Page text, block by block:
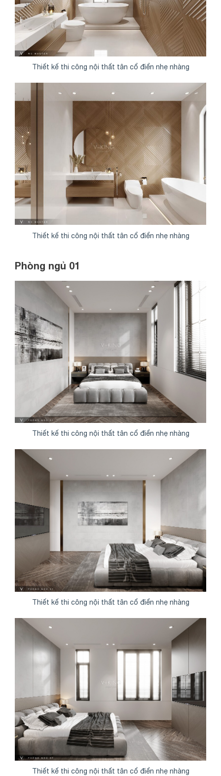
Share
Thiết kế thi công nội thất tân cổ điển nhẹ nhàng
Thiết kế thi công nội thất tân cổ điển nhẹ nhàng
Phòng ngủ 01
Thiết kế thi công nội thất tân cổ điển nhẹ nhàng
Thiết kế thi công nội thất tân cổ điển nhẹ nhàng
Thiết kế thi công nội thất tân cổ điển nhẹ nhàng